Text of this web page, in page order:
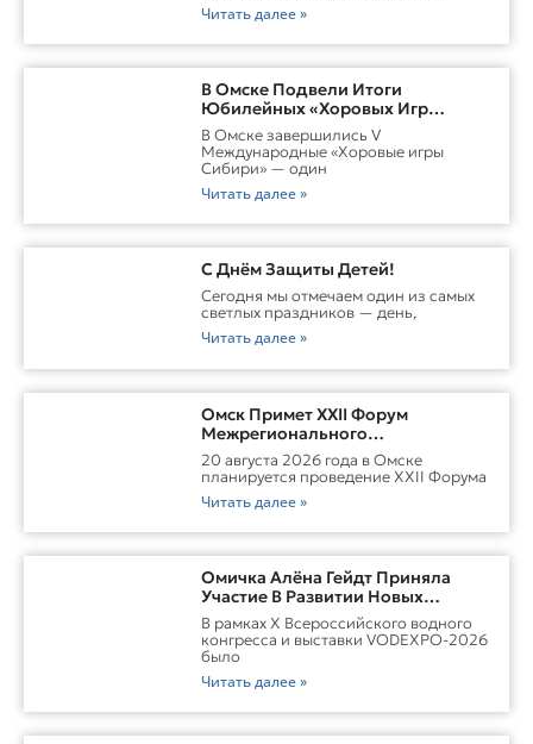
Читать далее »
В Омске Подвели Итоги
Юбилейных «Хоровых Игр
Сибири»
В Омске завершились V
Международные «Хоровые игры
Сибири» — один
Читать далее »
С Днём Защиты Детей!
Сегодня мы отмечаем один из самых
светлых праздников — день,
Читать далее »
Омск Примет XXII Форум
Межрегионального
Сотрудничества России И
Казахстана
20 августа 2026 года в Омске
планируется проведение XXII Форума
Читать далее »
Омичка Алёна Гейдт Приняла
Участие В Развитии Новых
Карьерных Моделей Для Водной
Отрасли России
В рамках X Всероссийского водного
конгресса и выставки VODEXPO-2026
было
Читать далее »